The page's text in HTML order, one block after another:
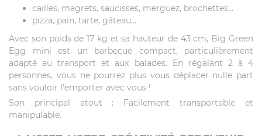
cailles, magrets, saucisses, merguez, brochettes…
pizza, pain, tarte, gâteau…
Avec son poids de 17 kg et sa hauteur de 43 cm, Big Green
Egg mini est un barbecue compact, particulièrement
adapté au transport et aux balades. En régalant 2 à 4
personnes, vous ne pourrez plus vous déplacer nulle part
sans vouloir l'emporter avec vous !
Son principal atout : Facilement transportable et
manipulable.